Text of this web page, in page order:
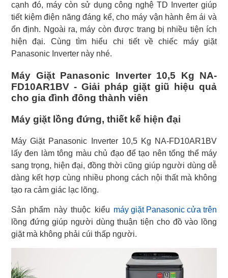
cạnh đó, máy còn sử dụng công nghệ TD Inverter giúp
tiết kiệm điện năng đáng kể, cho máy vận hành êm ái và
ổn định. Ngoài ra, máy còn được trang bị nhiều tiện ích
hiện đại. Cùng tìm hiểu chi tiết về chiếc máy giặt
Panasonic Inverter này nhé.
Máy Giặt Panasonic Inverter 10,5 Kg NA-
FD10AR1BV - Giải pháp giặt giũ hiệu quả
cho gia đình đông thành viên
Máy giặt lồng đứng, thiết kế hiện đại
Máy Giặt Panasonic Inverter 10,5 Kg NA-FD10AR1BV
lấy đen làm tông màu chủ đạo để tạo nên tổng thể máy
sang trọng, hiện đại, đồng thời cũng giúp người dùng dễ
dàng kết hợp cùng nhiều phong cách nội thất mà không
tạo ra cảm giác lạc lõng.
Sản phẩm này thuộc kiểu máy giặt Panasonic cửa trên
lồng đứng giúp người dùng thuận tiện cho đồ vào lồng
giặt mà không phải cúi thấp người.